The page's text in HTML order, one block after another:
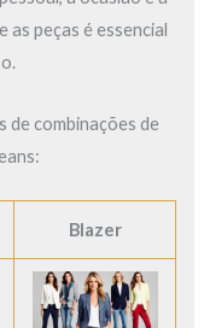
as peças é essencial
de combinações de
Blazer